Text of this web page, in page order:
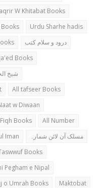
W Khitabat Books
Urdu Sharhe hadis
درود و سلام کتب
Books
شیخ
All tafseer Books
w Diwaan
Books
All Number
Iman
مسلک آن لائن شمارہ
Books
Pegham e Nipal
o Umrah Books
Maktobat